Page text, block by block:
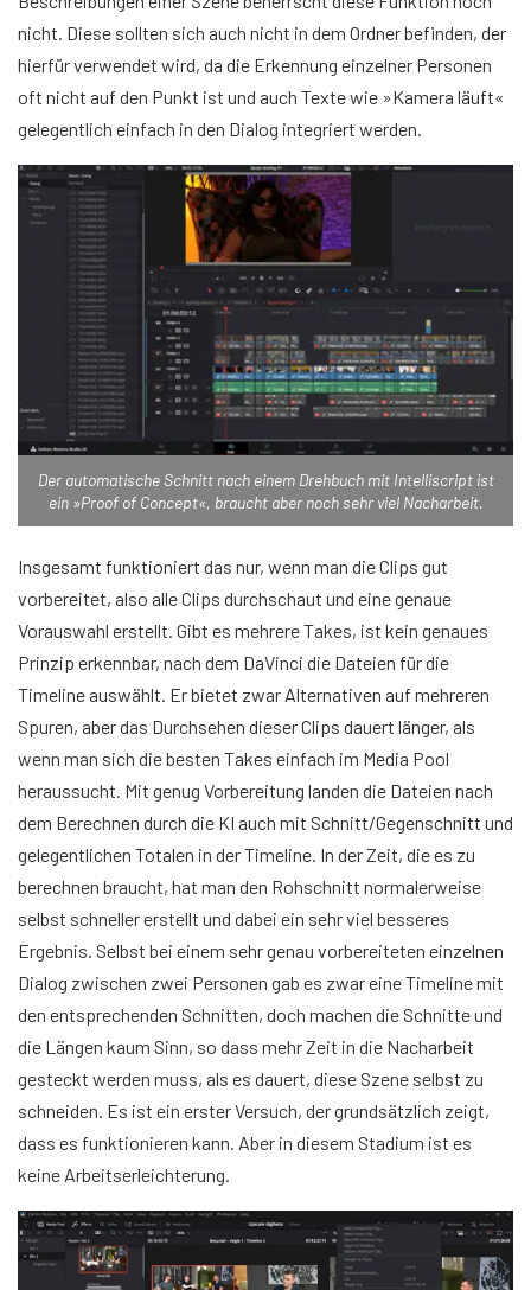
nicht. Diese sollten sich auch nicht in dem Ordner befinden, der
hierfür verwendet wird, da die Erkennung einzelner Personen
oft nicht auf den Punkt ist und auch Texte wie »Kamera läuft«
gelegentlich einfach in den Dialog integriert werden.
Der automatische Schnitt nach einem Drehbuch mit Intelliscript ist
ein »Proof of Concept«, braucht aber noch sehr viel Nacharbeit.
Insgesamt funktioniert das nur, wenn man die Clips gut
vorbereitet, also alle Clips durchschaut und eine genaue
Vorauswahl erstellt. Gibt es mehrere Takes, ist kein genaues
Prinzip erkennbar, nach dem DaVinci die Dateien für die
Timeline auswählt. Er bietet zwar Alternativen auf mehreren
Spuren, aber das Durchsehen dieser Clips dauert länger, als
wenn man sich die besten Takes einfach im Media Pool
heraussucht. Mit genug Vorbereitung landen die Dateien nach
dem Berechnen durch die KI auch mit Schnitt/Gegenschnitt und
gelegentlichen Totalen in der Timeline. In der Zeit, die es zu
berechnen braucht, hat man den Rohschnitt normalerweise
selbst schneller erstellt und dabei ein sehr viel besseres
Ergebnis. Selbst bei einem sehr genau vorbereiteten einzelnen
Dialog zwischen zwei Personen gab es zwar eine Timeline mit
den entsprechenden Schnitten, doch machen die Schnitte und
die Längen kaum Sinn, so dass mehr Zeit in die Nacharbeit
gesteckt werden muss, als es dauert, diese Szene selbst zu
schneiden. Es ist ein erster Versuch, der grundsätzlich zeigt,
dass es funktionieren kann. Aber in diesem Stadium ist es
keine Arbeitserleichterung.